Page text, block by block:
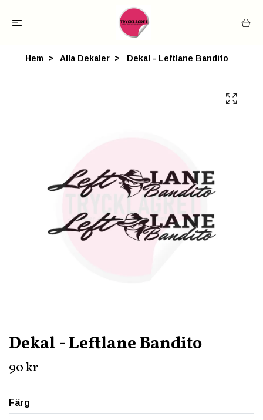
Hem Alla Dekaler Dekal - Leftlane Bandito
Dekal - Leftlane Bandito
90 kr
Färg